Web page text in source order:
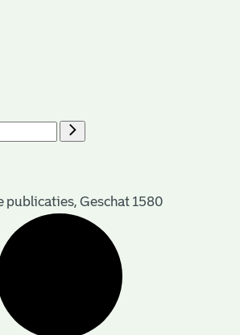
publicaties, Geschat 1580